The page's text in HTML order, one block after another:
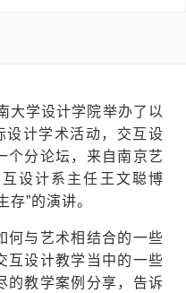
大学设计学院举办了以
设计学术活动，交互设
个分论坛，来自南京艺
设计系主任王文聪博
”的演讲。
何与艺术相结合的一些
互设计教学当中的一些
的教学案例分享，告诉